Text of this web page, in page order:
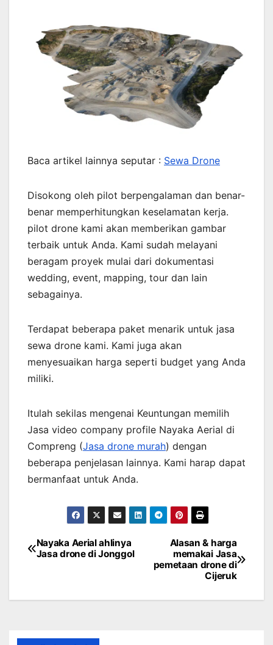
Baca artikel lainnya seputar : Sewa Drone
Disokong oleh pilot berpengalaman dan benar-
benar memperhitungkan keselamatan kerja.
pilot drone kami akan memberikan gambar
terbaik untuk Anda. Kami sudah melayani
beragam proyek mulai dari dokumentasi
wedding, event, mapping, tour dan lain
sebagainya.
Terdapat beberapa paket menarik untuk jasa
sewa drone kami. Kami juga akan
menyesuaikan harga seperti budget yang Anda
miliki.
Itulah sekilas mengenai Keuntungan memilih
Jasa video company profile Nayaka Aerial di
Compreng (Jasa drone murah) dengan
beberapa penjelasan lainnya. Kami harap dapat
bermanfaat untuk Anda.
Post
Alasan & harga
memakai Jasa
pemetaan drone di
Cijeruk
Nayaka Aerial ahlinya
Jasa drone di Jonggol